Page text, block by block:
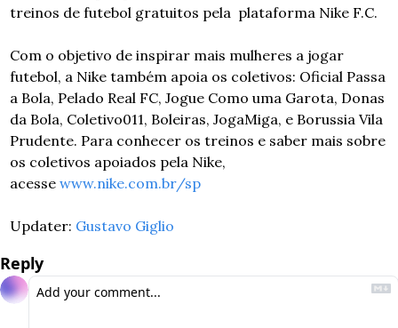
treinos de futebol gratuitos pela  plataforma Nike F.C.
Com o objetivo de inspirar mais mulheres a jogar
futebol, a Nike também apoia os coletivos: Oficial Passa
a Bola, Pelado Real FC, Jogue Como uma Garota, Donas
da Bola, Coletivo011, Boleiras, JogaMiga, e Borussia Vila
Prudente. Para conhecer os treinos e saber mais sobre
os coletivos apoiados pela Nike,
acesse www.nike.com.br/sp
Updater: Gustavo Giglio
Reply